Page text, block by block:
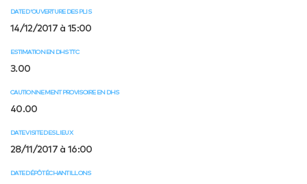
DATE D'OUVERTURE DES PLIS
14/12/2017 à 15:00
ESTIMATION EN DHS TTC
3.00
CAUTIONNEMENT PROVISOIRE EN DHS
40.00
DATE VISITE DES LIEUX
28/11/2017 à 16:00
DATE DÉPÔT ÉCHANTILLONS